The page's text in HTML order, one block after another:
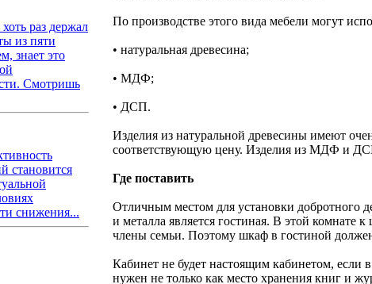
раз держал
из пяти
знает это
Смотришь
становится
снижения...
По производстве этого вида мебели могут
• натуральная древесина;
• МДФ;
• ДСП.
Изделия из натуральной древесины имеют
соответствующую цену. Изделия из МДФ и
Где поставить
Отличным местом для установки добротного
и металла является гостиная. В этой комнате
члены семьи. Поэтому шкаф в гостиной
Кабинет не будет настоящим кабинетом, если
нужен не только как место хранения книг и